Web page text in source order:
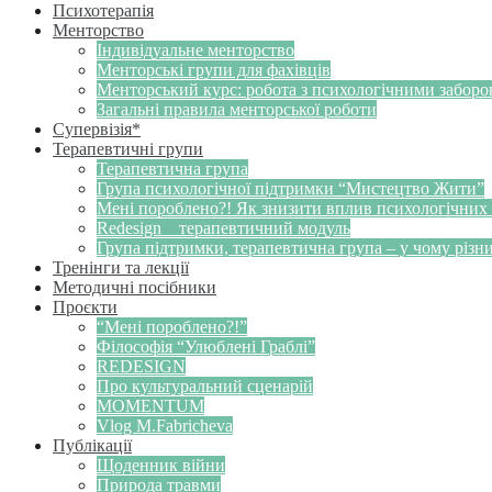
Психотерапія
Менторство
Індивідуальне менторство
Менторські групи для фахівців
Менторський курс: робота з психологічними
Загальні правила менторської роботи
Супервізія*
Терапевтичні групи
Терапевтична група
Група психологічної підтримки “Мистецтво Жити”
Мені пороблено?! Як знизити вплив психологічних
Redesign _ терапевтичний модуль
Група підтримки, терапевтична група – у чому
Тренінги та лекції
Методичні посібники
Проєкти
“Мені пороблено?!”
Філософія “Улюблені Граблі”
REDESIGN
Про культуральний сценарій
MOMENTUM
Vlog M.Fabricheva
Публікації
Щоденник війни
Природа травми